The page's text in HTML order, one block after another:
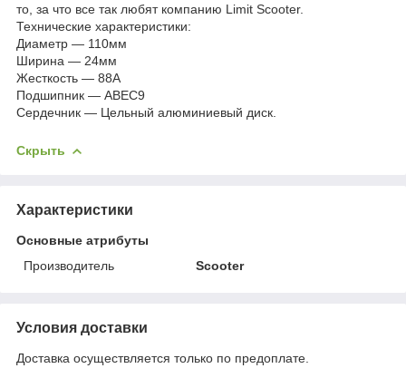
то, за что все так любят компанию Limit Scooter.
Технические характеристики:
Диаметр — 110мм
Ширина — 24мм
Жесткость — 88А
Подшипник — ABEC9
Сердечник — Цельный алюминиевый диск.
Скрыть
Характеристики
Основные атрибуты
Производитель
Scooter
Условия доставки
Доставка осуществляется только по предоплате.